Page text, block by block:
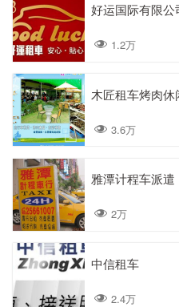
好运国际有限公
1.2万
木匠租车烤肉休
3.6万
雅潭计程车派遣
2万
中信租车
2.4万